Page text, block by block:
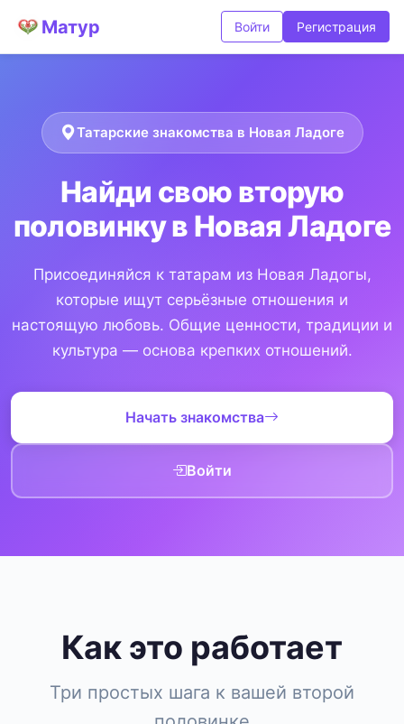
Матур Войти Регистрация
Татарские знакомства в Новая Ладоге
Найди свою вторую
половинку в Новая Ладоге
Присоединяйся к татарам из Новая Ладогы,
которые ищут серьёзные отношения и
настоящую любовь. Общие ценности, традиции и
культура — основа крепких отношений.
Начать знакомства
Войти
Как это работает
Три простых шага к вашей второй